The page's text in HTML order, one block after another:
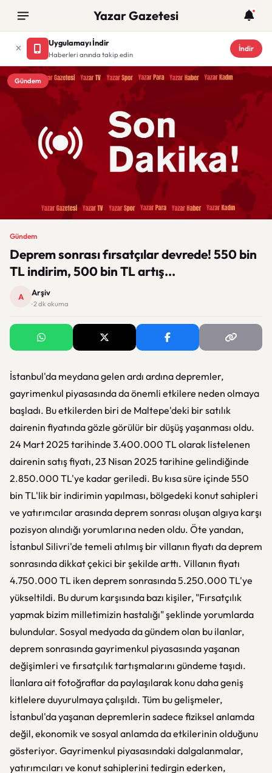
Yazar Gazetesi
Uygulamayı İndir
Haberleri anında takip edin
İndir
Gündem
Gündem
Deprem sonrası fırsatçılar devrede! 550 bin
TL indirim, 500 bin TL artış...
A Arşiv
· 2 dk okuma
İstanbul'da meydana gelen ardı ardına depremler,
gayrimenkul piyasasında da önemli etkilere neden olmaya
başladı. Bu etkilerden biri de Maltepe'deki bir satılık
dairenin fiyatında gözle görülür bir düşüş yaşanması oldu.
24 Mart 2025 tarihinde 3.400.000 TL olarak listelenen
dairenin satış fiyatı, 23 Nisan 2025 tarihine gelindiğinde
2.850.000 TL'ye kadar geriledi. Bu kısa süre içinde 550
bin TL'lik bir indirimin yapılması, bölgedeki konut sahipleri
ve yatırımcılar arasında deprem sonrası oluşan algıya karşı
pozisyon alındığı yorumlarına neden oldu. Öte yandan,
İstanbul Silivri'de temeli atılmış bir villanın fiyatı da deprem
sonrasında dikkat çekici bir şekilde arttı. Villanın fiyatı
4.750.000 TL iken deprem sonrasında 5.250.000 TL'ye
yükseltildi. Bu durum karşısında bazı kişiler, "Fırsatçılık
yapmak bizim milletimizin hastalığı" şeklinde yorumlarda
bulundular. Sosyal medyada da gündem olan bu ilanlar,
deprem sonrasında gayrimenkul piyasasında yaşanan
değişimleri ve fırsatçılık tartışmalarını gündeme taşıdı.
İlanlara ait fotoğraflar da paylaşılarak konu daha geniş
kitlelere duyurulmaya çalışıldı. Tüm bu gelişmeler,
İstanbul'da yaşanan depremlerin sadece fiziksel anlamda
değil, ekonomik ve sosyal anlamda da etkilerinin olduğunu
gösteriyor. Gayrimenkul piyasasındaki dalgalanmalar,
yatırımcıları ve konut sahiplerini tedirgin ederken,